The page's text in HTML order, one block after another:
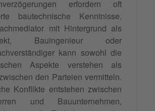
erfordern oft
bautechnische Kenntnisse.
mit Hintergrund als
Bauingenieur oder
kann sowohl die
Aspekte verstehen als
den Parteien vermitteln.
Konflikte entstehen zwischen
und Bauunternehmen,